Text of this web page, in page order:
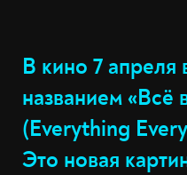
В кино 7
названием «Всё
(Everything
Это новая